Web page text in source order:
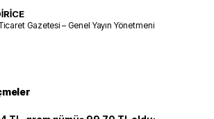
Gazetesi – Genel Yayın Yönetmeni